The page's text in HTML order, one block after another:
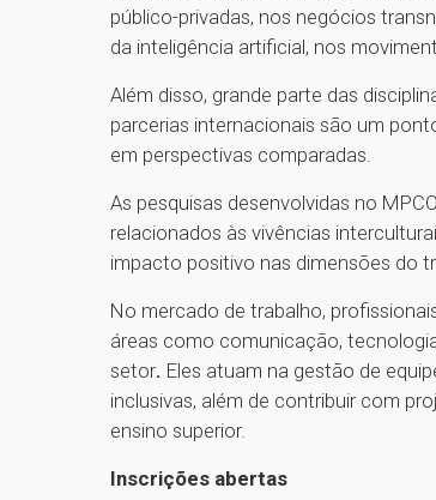
público-privadas, nos negócios
da inteligência artificial, nos
Além disso, grande parte das
parcerias internacionais são um
em perspectivas comparadas.
As pesquisas desenvolvidas no
relacionados às vivências
impacto positivo nas dimensões do
No mercado de trabalho,
áreas como comunicação,
setor. Eles atuam na gestão de
inclusivas, além de contribuir com
ensino superior.
Inscrições abertas